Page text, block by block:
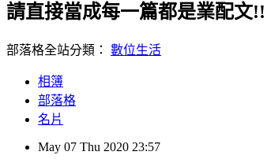
請直接當成每一篇都是業配文
部落格全站分類： 數位生活
相簿
部落格
名片
May 07 Thu 2020 23:57